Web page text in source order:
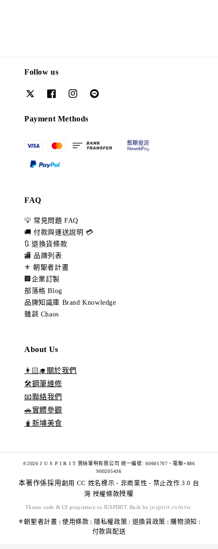
Follow us
Payment Methods
FAQ
💡 常見問題 FAQ
🚚 付款與運送說明 💳
🔃 退換貨條款
🏬 品牌列表
⚜️ 朝聖者計畫
🏢企業訂製
部落格 Blog
品牌知識庫 Brand Knowledge
雜談 Chaos
About Us
👩🏻‍🎓關於我們
🛠️鋼筆維修
📧聯絡我們
🚗實體參觀
🧋新埔美食
©2026 J U S P I R I T 賈絲筆咧有限公司 統一編號: 60601707。電聯+886
900205436
本著作係採用 創用 CC 姓名標示 - 非商業性 - 禁止改作 3.0 台
灣 授權條款授權
Theme code & UI proprietary to JUSPIRIT. Built by juspirit.com.tw
⚜️朝聖者計畫 | 使用條款 | 隱私權政策 | 退換貨政策 | 購物須知 |
付款與配送